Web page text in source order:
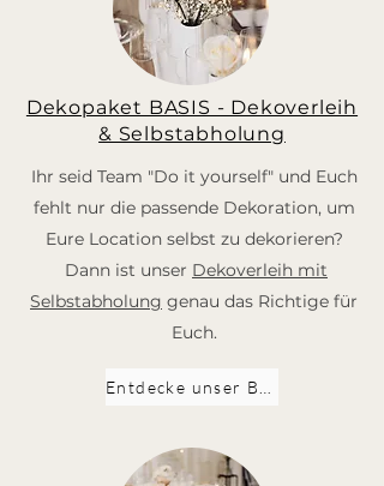
Dekopaket BASIS - Dekoverleih
& Selbstabholung
Ihr seid Team "Do it yourself" und Euch
fehlt nur die passende Dekoration, um
Eure Location selbst zu dekorieren?
Dann ist unser Dekoverleih mit
Selbstabholung genau das Richtige für
Euch.